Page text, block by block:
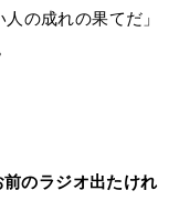
の成れの果てだ」
前のラジオ出たけれ